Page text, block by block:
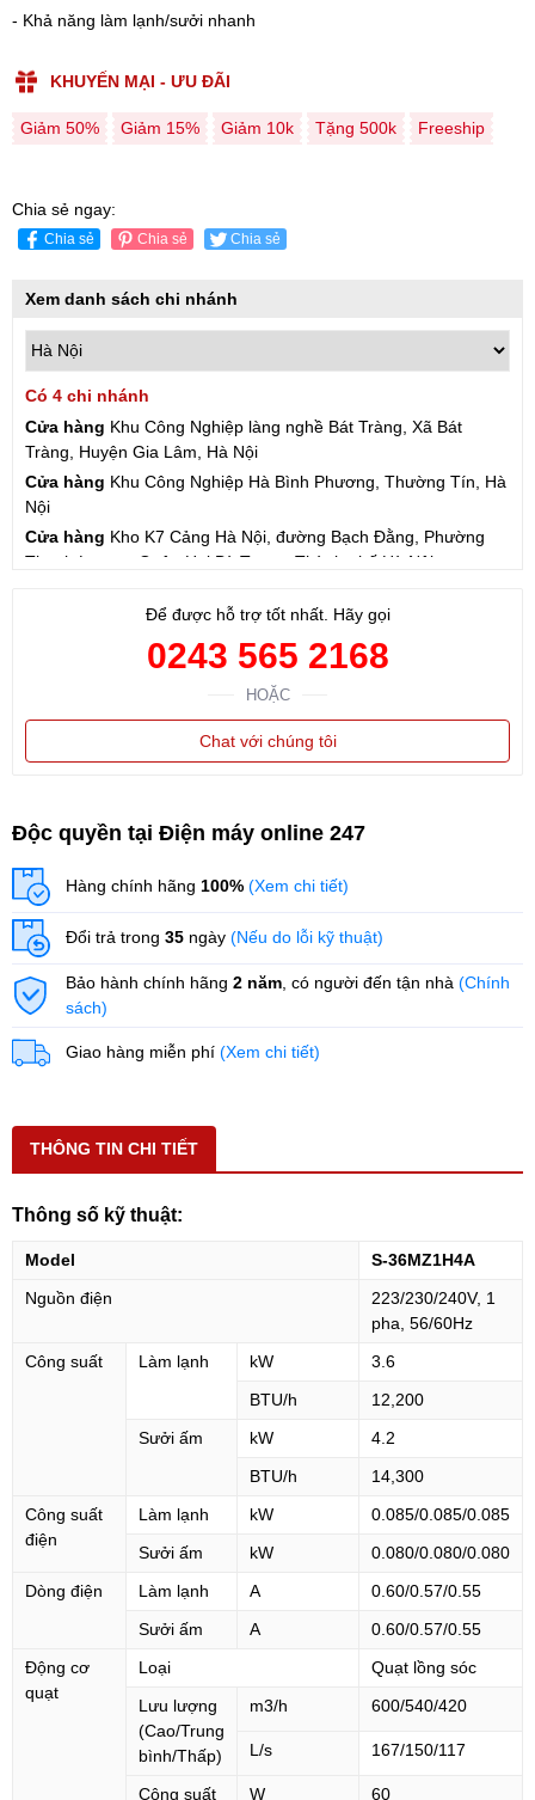
- Khả năng làm lạnh/sưởi nhanh
KHUYẾN MẠI - ƯU ĐÃI
Giảm 50% Giảm 15% Giảm 10k Tặng 500k Freeship
Chia sẻ ngay:
Chia sẻ Chia sẻ Chia sẻ
Xem danh sách chi nhánh
Có 4 chi nhánh
Cửa hàng Khu Công Nghiệp làng nghề Bát Tràng, Xã Bát
Tràng, Huyện Gia Lâm, Hà Nội
Cửa hàng Khu Công Nghiệp Hà Bình Phương, Thường Tín, Hà
Nội
Cửa hàng Kho K7 Cảng Hà Nội, đường Bạch Đằng, Phường
Thanh Lương, Quận Hai Bà Trưng, Thành phố Hà Nội
Để được hỗ trợ tốt nhất. Hãy gọi
0243 565 2168
HOẶC
Chat với chúng tôi
Độc quyền tại Điện máy online 247
Hàng chính hãng 100% (Xem chi tiết)
Đổi trả trong 35 ngày (Nếu do lỗi kỹ thuật)
Bảo hành chính hãng 2 năm , có người đến tận nhà (Chính
sách)
Giao hàng miễn phí (Xem chi tiết)
THÔNG TIN CHI TIẾT
Thông số kỹ thuật:
Model
S-36MZ1H4A
Nguồn điện
223/230/240V, 1
pha, 56/60Hz
Công suất
Làm lạnh kW
3.6
BTU/h
12,200
Sưởi ấm
kW
4.2
BTU/h
14,300
Công suất
điện
Làm lạnh kW
0.085/0.085/0.085
Sưởi ấm
kW
0.080/0.080/0.080
Dòng điện
Làm lạnh A
0.60/0.57/0.55
Sưởi ấm
A
0.60/0.57/0.55
Động cơ
quạt
Loại
Quạt lồng sóc
Lưu lượng
(Cao/Trung
bình/Thấp)
m3/h 600/540/420
L/s 167/150/117
Công suất W 60